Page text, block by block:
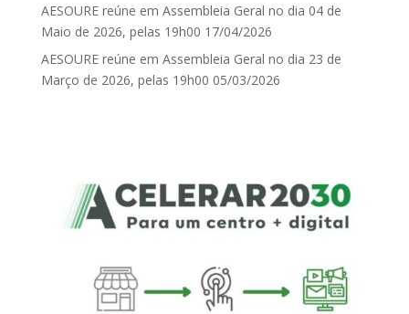
AESOURE reúne em Assembleia Geral no dia 04 de
Maio de 2026, pelas 19h00 17/04/2026
AESOURE reúne em Assembleia Geral no dia 23 de
Março de 2026, pelas 19h00 05/03/2026